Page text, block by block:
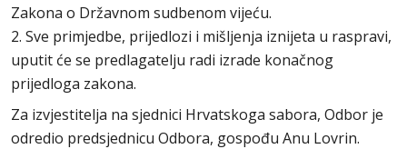
Zakona o Državnom sudbenom vijeću.
2. Sve primjedbe, prijedlozi i mišljenja iznijeta u raspravi,
uputit će se predlagatelju radi izrade konačnog
prijedloga zakona.
Za izvjestitelja na sjednici Hrvatskoga sabora, Odbor je
odredio predsjednicu Odbora, gospođu Anu Lovrin.